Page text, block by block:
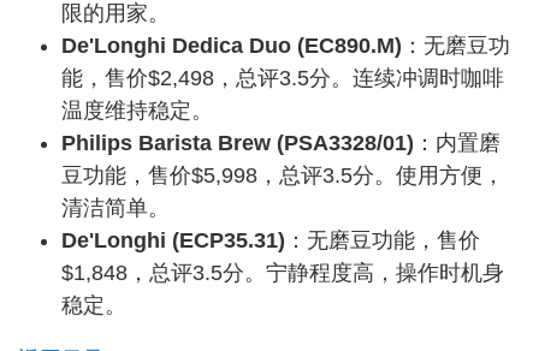
限的用家。
De'Longhi Dedica Duo (EC890.M) ：无磨豆功
能，售价$2,498，总评3.5分。连续冲调时咖啡
温度维持稳定。
Philips Barista Brew (PSA3328/01) ：内置磨
豆功能，售价$5,998，总评3.5分。使用方便，
清洁简单。
De'Longhi (ECP35.31) ：无磨豆功能，售价
$1,848，总评3.5分。宁静程度高，操作时机身
稳定。